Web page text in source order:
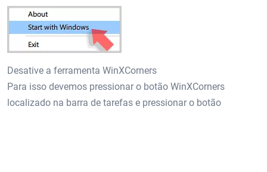
Desative a ferramenta WinXCorners
Para isso devemos pressionar o botão WinXCorners
localizado na barra de tarefas e pressionar o botão